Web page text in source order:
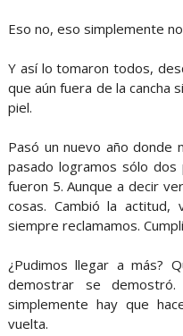
Eso no, eso simplemente
Y así lo tomaron todos,
que aún fuera de la cancha
piel.
Pasó un nuevo año donde
pasado logramos sólo
fueron 5. Aunque a decir
cosas. Cambió la actitud,
siempre reclamamos.
¿Pudimos llegar a más?
demostrar se
simplemente hay que
vuelta.